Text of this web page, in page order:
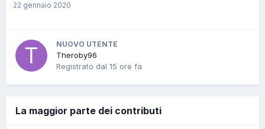
22 gennaio 2020
NUOVO UTENTE
Theroby96
Registrato dal 15 ore fa
La maggior parte dei contributi